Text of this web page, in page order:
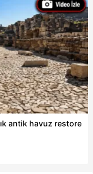
antik havuz restore